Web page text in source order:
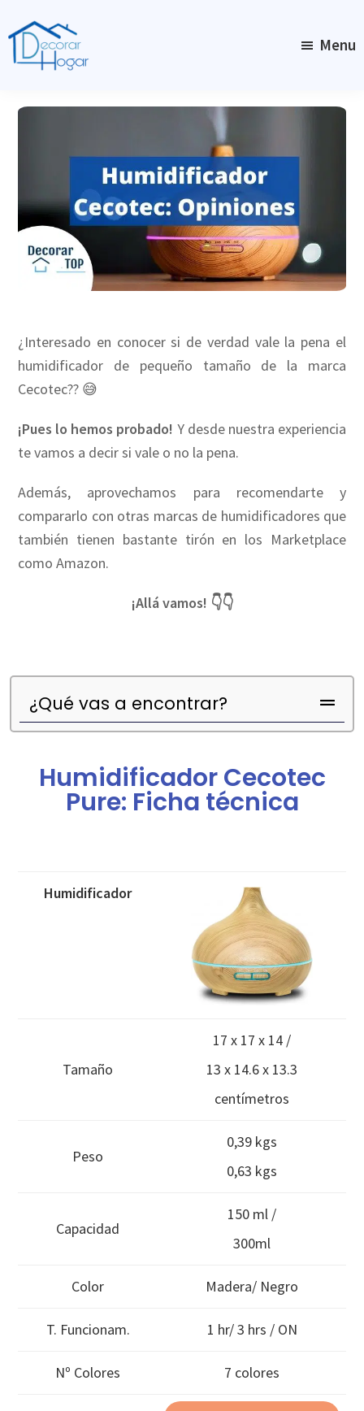
to
main
Menu
¿Interesado en conocer si de verdad vale la pena el
humidificador de pequeño tamaño de la marca
Cecotec?? 😅
¡Pues lo hemos probado! Y desde nuestra experiencia
te vamos a decir si vale o no la pena.
Además, aprovechamos para recomendarte y
compararlo con otras marcas de humidificadores que
también tienen bastante tirón en los Marketplace
como Amazon.
¡Allá vamos! 👇👇
¿Qué vas a encontrar?
Humidificador Cecotec
Pure: Ficha técnica
Humidificador
Tamaño
17 x 17 x 14 /
13 x 14.6 x 13.3
centímetros
Peso
0,39 kgs
0,63 kgs
Capacidad
150 ml /
300ml
Color Madera/ Negro
T. Funcionam. 1 hr/ 3 hrs / ON
Nº Colores 7 colores